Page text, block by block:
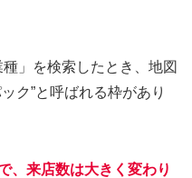
」を検索したとき、地図
ク”と呼ばれる枠があり
、来店数は大きく変わり